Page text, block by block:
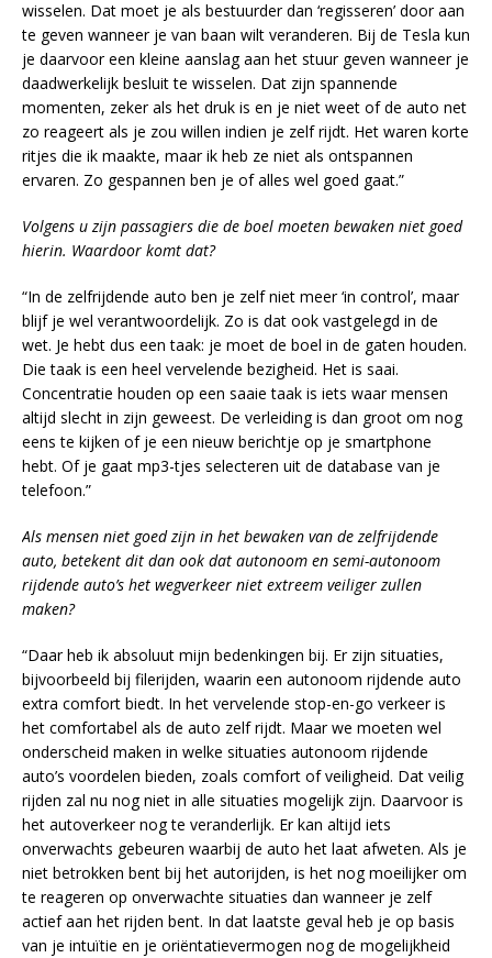
wisselen. Dat moet je als bestuurder dan ‘regisseren’ door aan
te geven wanneer je van baan wilt veranderen. Bij de Tesla kun
je daarvoor een kleine aanslag aan het stuur geven wanneer je
daadwerkelijk besluit te wisselen. Dat zijn spannende
momenten, zeker als het druk is en je niet weet of de auto net
zo reageert als je zou willen indien je zelf rijdt. Het waren korte
ritjes die ik maakte, maar ik heb ze niet als ontspannen
ervaren. Zo gespannen ben je of alles wel goed gaat.”
Volgens u zijn passagiers die de boel moeten bewaken niet goed
hierin. Waardoor komt dat?
“In de zelfrijdende auto ben je zelf niet meer ‘in control’, maar
blijf je wel verantwoordelijk. Zo is dat ook vastgelegd in de
wet. Je hebt dus een taak: je moet de boel in de gaten houden.
Die taak is een heel vervelende bezigheid. Het is saai.
Concentratie houden op een saaie taak is iets waar mensen
altijd slecht in zijn geweest. De verleiding is dan groot om nog
eens te kijken of je een nieuw berichtje op je smartphone
hebt. Of je gaat mp3-tjes selecteren uit de database van je
telefoon.”
Als mensen niet goed zijn in het bewaken van de zelfrijdende
auto, betekent dit dan ook dat autonoom en semi-autonoom
rijdende auto’s het wegverkeer niet extreem veiliger zullen
maken?
“Daar heb ik absoluut mijn bedenkingen bij. Er zijn situaties,
bijvoorbeeld bij filerijden, waarin een autonoom rijdende auto
extra comfort biedt. In het vervelende stop-en-go verkeer is
het comfortabel als de auto zelf rijdt. Maar we moeten wel
onderscheid maken in welke situaties autonoom rijdende
auto’s voordelen bieden, zoals comfort of veiligheid. Dat veilig
rijden zal nu nog niet in alle situaties mogelijk zijn. Daarvoor is
het autoverkeer nog te veranderlijk. Er kan altijd iets
onverwachts gebeuren waarbij de auto het laat afweten. Als je
niet betrokken bent bij het autorijden, is het nog moeilijker om
te reageren op onverwachte situaties dan wanneer je zelf
actief aan het rijden bent. In dat laatste geval heb je op basis
van je intuïtie en je oriëntatievermogen nog de mogelijkheid